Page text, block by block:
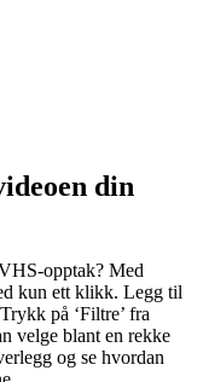
din
opptak? Med
kun ett klikk. Legg til
på ‘Filtre’ fra
velge blant en rekke
og se hvordan